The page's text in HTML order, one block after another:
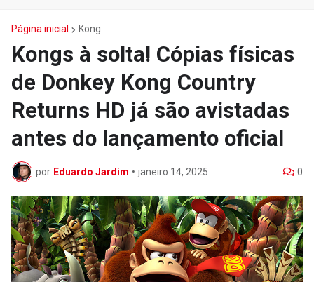
Página inicial Kong
Kongs à solta! Cópias físicas
de Donkey Kong Country
Returns HD já são avistadas
antes do lançamento oficial
por Eduardo Jardim • janeiro 14, 2025 0